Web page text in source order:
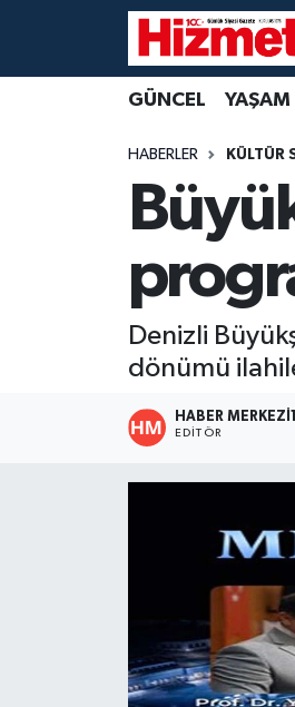
GÜNCEL YAŞAM
HABERLER KÜLTÜR
Denizli
dönümü
HABER MERKEZI1
EDITÖR
EKONOMİ
KÜLTÜR SANAT
MAGAZİN
RESMİ REKLAM
Denizli Nöbetçi Eczaneler
Denizli Trafik Yoğunluk
Tüm Manşetler
Son Dakika Haberleri
Haber Arşivi